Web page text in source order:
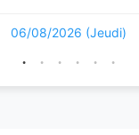
06/08/2026 (Jeudi)